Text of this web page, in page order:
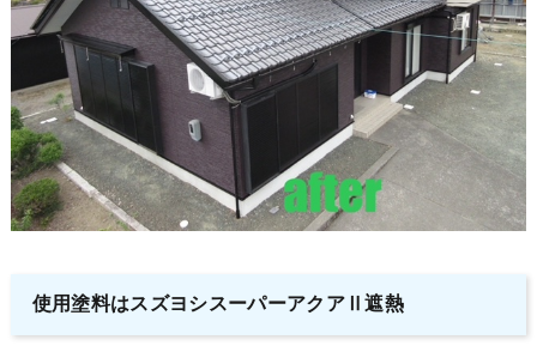
使用塗料はスズヨシスーパーアクアⅡ遮熱